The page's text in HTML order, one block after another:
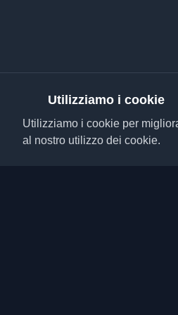
Utilizziamo i cookie
Utilizziamo i cookie per
al nostro utilizzo dei cookie.